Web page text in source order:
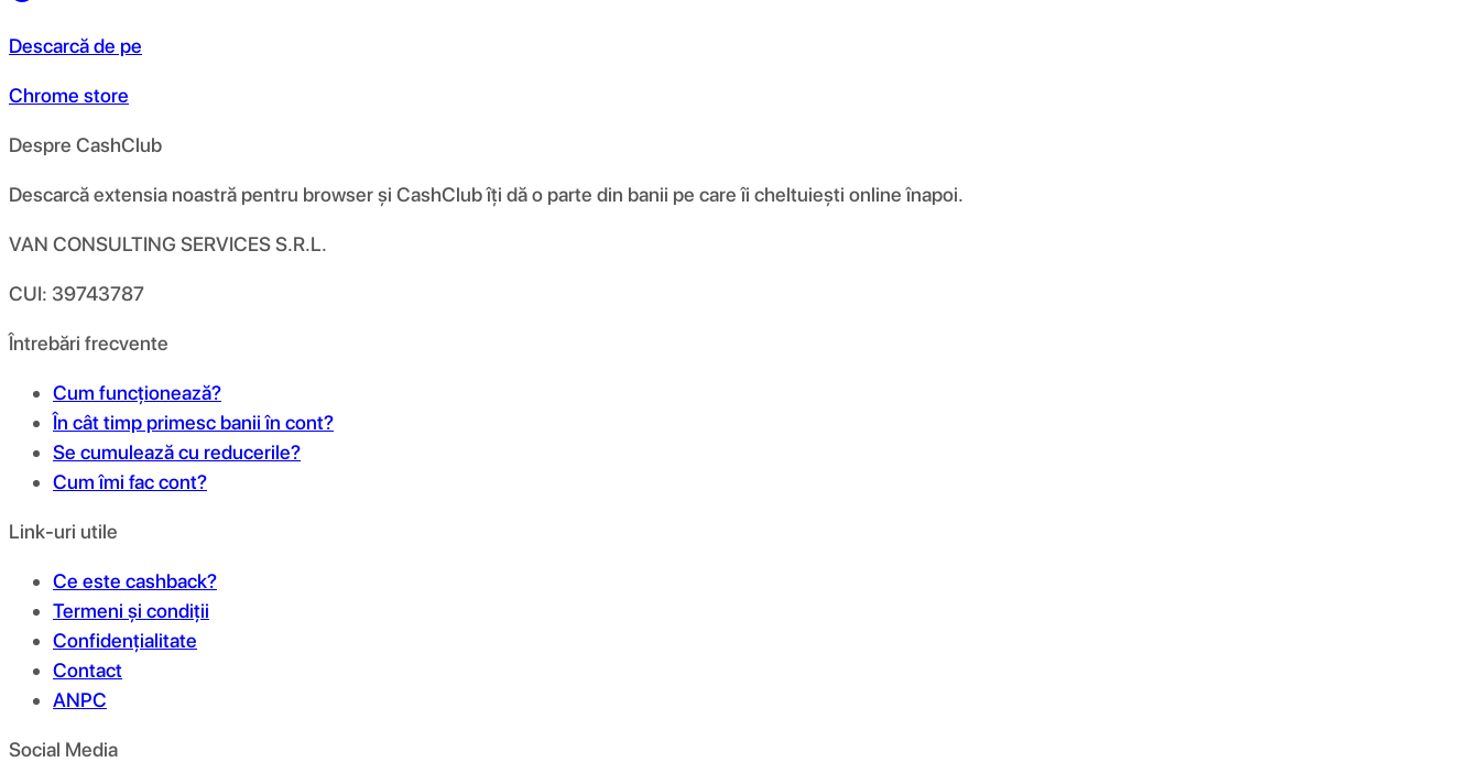
Descarcă de pe
Chrome store
Despre CashClub
Descarcă extensia noastră pentru browser și CashClub îți dă o parte din banii pe care îi cheltuiești online înapoi.
VAN CONSULTING SERVICES S.R.L.
CUI: 39743787
Întrebări frecvente
Cum funcționează?
În cât timp primesc banii în cont?
Se cumulează cu reducerile?
Cum îmi fac cont?
Link-uri utile
Ce este cashback?
Termeni și condiții
Confidențialitate
Contact
ANPC
Social Media